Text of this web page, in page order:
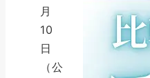
月
10
日
（公